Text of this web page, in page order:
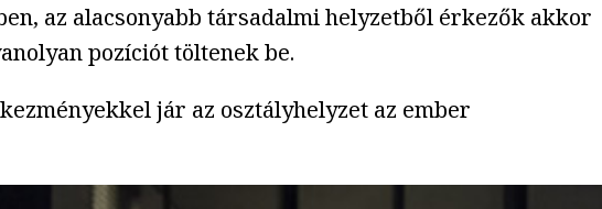
az alacsonyabb társadalmi helyzetből érkezők akkor
pozíciót töltenek be.
jár az osztályhelyzet az ember